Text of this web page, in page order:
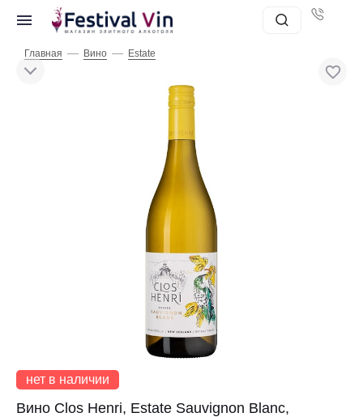
Главная — Вино — Estate
нет в наличии
Вино Clos Henri, Estate Sauvignon Blanc,